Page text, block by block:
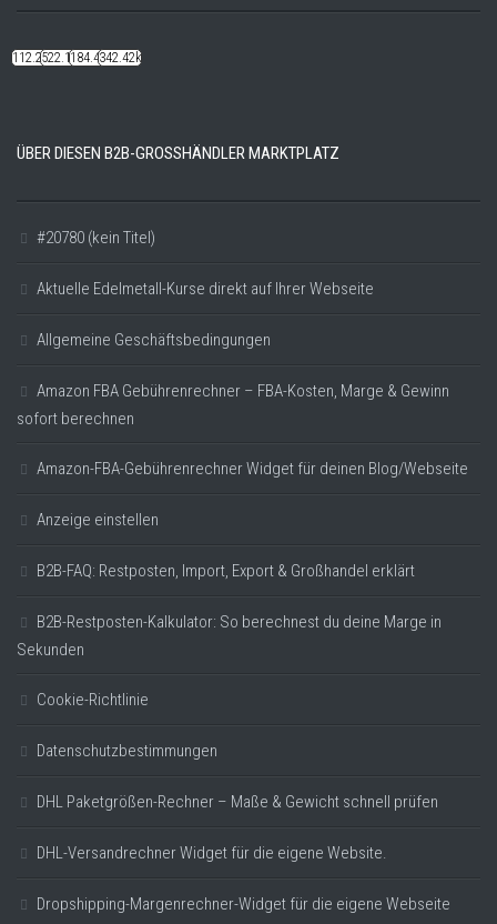
112.22k522.14k184.48k342.42k
ÜBER DIESEN B2B-GROSSHÄNDLER MARKTPLATZ
#20780 (kein Titel)
Aktuelle Edelmetall-Kurse direkt auf Ihrer Webseite
Allgemeine Geschäftsbedingungen
Amazon FBA Gebührenrechner – FBA-Kosten, Marge & Gewinn
sofort berechnen
Amazon-FBA-Gebührenrechner Widget für deinen Blog/Webseite
Anzeige einstellen
B2B-FAQ: Restposten, Import, Export & Großhandel erklärt
B2B-Restposten-Kalkulator: So berechnest du deine Marge in
Sekunden
Cookie-Richtlinie
Datenschutzbestimmungen
DHL Paketgrößen-Rechner – Maße & Gewicht schnell prüfen
DHL-Versandrechner Widget für die eigene Website.
Dropshipping-Margenrechner-Widget für die eigene Webseite